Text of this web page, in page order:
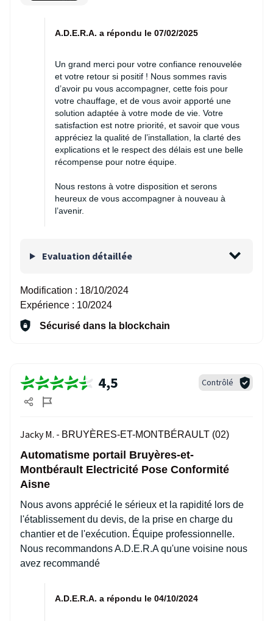
A.D.E.R.A. a répondu le 07/02/2025
Un grand merci pour votre confiance renouvelée
et votre retour si positif ! Nous sommes ravis
d’avoir pu vous accompagner, cette fois pour
votre chauffage, et de vous avoir apporté une
solution adaptée à votre mode de vie. Votre
satisfaction est notre priorité, et savoir que vous
appréciez la qualité de l’installation, la clarté des
explications et le respect des délais est une belle
récompense pour notre équipe.
Nous restons à votre disposition et serons
heureux de vous accompagner à nouveau à
l’avenir.
Evaluation détaillée
Modification : 18/10/2024
Expérience : 10/2024
Sécurisé dans la blockchain
4,5 Contrôlé
Jacky M. - BRUYÈRES-ET-MONTBÉRAULT (02)
Automatisme portail Bruyères-et-
Montbérault Electricité Pose Conformité
Aisne
Nous avons apprécié le sérieux et la rapidité lors de
l'établissement du devis, de la prise en charge du
chantier et de l'exécution. Équipe professionnelle.
Nous recommandons A.D.E.R.A qu'une voisine nous
avez recommandé
A.D.E.R.A. a répondu le 04/10/2024